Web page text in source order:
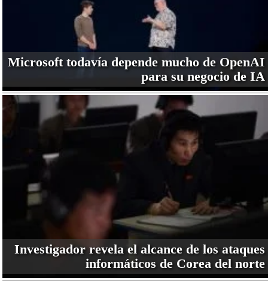
Microsoft todavía depende mucho de OpenAI
para su negocio de IA
Investigador revela el alcance de los ataques
informáticos de Corea del norte